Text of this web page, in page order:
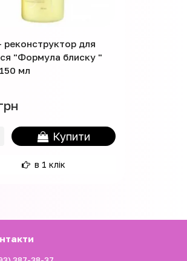
реконструктор для
"Формула блиску "
мл
Купити
в 1 клік